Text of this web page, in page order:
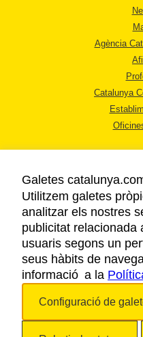
Agència
Catalunya
Galetes
Utilitzem galetes
analitzar els nostres
publicitat relacionada
usuaris segons un
seus hàbits de
informació a la
Configuració de